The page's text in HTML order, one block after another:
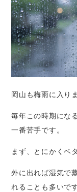
岡山も梅雨に入り
毎年この時期にな
一番苦手です。
まず、とにかくベ
外に出れば湿気で
れることも多いで